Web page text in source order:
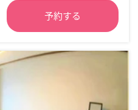
予約する